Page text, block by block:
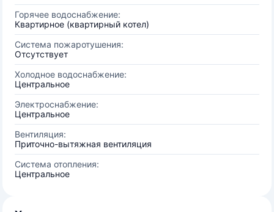
Горячее водоснабжение:
Квартирное (квартирный котел)
Система пожаротушения:
Отсутствует
Холодное водоснабжение:
Центральное
Электроснабжение:
Центральное
Вентиляция:
Приточно-вытяжная вентиляция
Система отопления:
Центральное